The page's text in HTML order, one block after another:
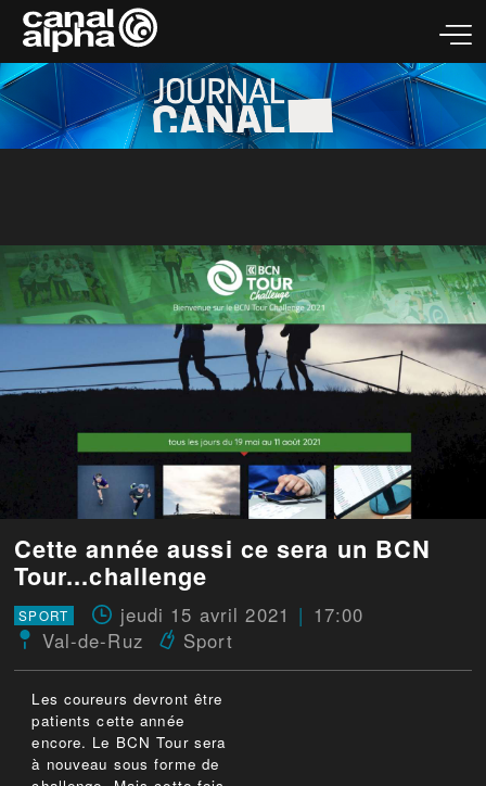
Cette année aussi ce sera un BCN
Tour...challenge
SPORT jeudi 15 avril 2021
17:00
Val-de-Ruz
Sport
Les coureurs devront être
patients cette année
encore. Le BCN Tour sera
à nouveau sous forme de